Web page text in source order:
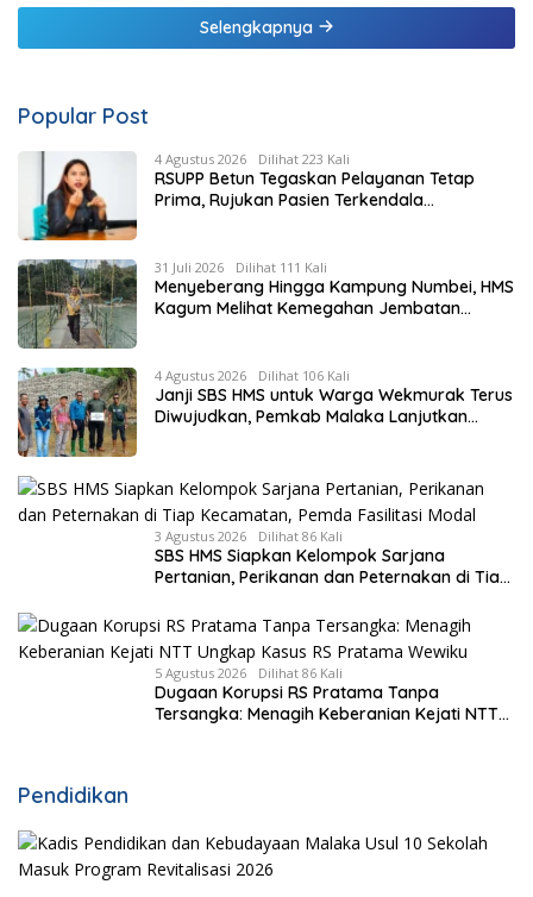
Malaka
Selengkapnya
Popular Post
4 Agustus 2026 Dilihat 223 Kali
RSUPP Betun Tegaskan Pelayanan Tetap
Prima, Rujukan Pasien Terkendala
31 Juli 2026 Dilihat 111 Kali
Menyeberang Hingga Kampung Numbei, HMS
Kagum Melihat Kemegahan Jembatan
4 Agustus 2026 Dilihat 106 Kali
Janji SBS HMS untuk Warga Wekmurak Terus
Diwujudkan, Pemkab Malaka Lanjutkan
3 Agustus 2026 Dilihat 86 Kali
SBS HMS Siapkan Kelompok Sarjana
Pertanian, Perikanan dan Peternakan di Tiap
5 Agustus 2026 Dilihat 86 Kali
Dugaan Korupsi RS Pratama Tanpa
Tersangka: Menagih Keberanian Kejati NTT
Pendidikan